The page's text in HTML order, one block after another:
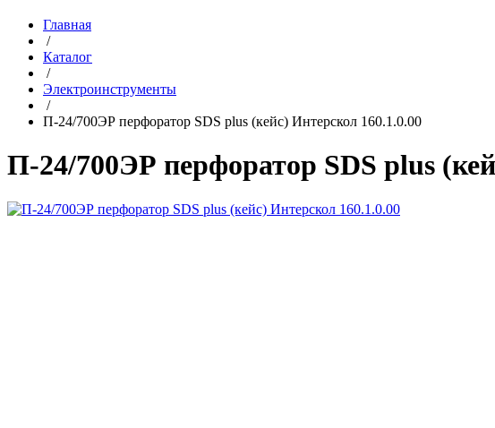
Главная
/
Каталог
/
Электроинструменты
/
П-24/700ЭР перфоратор SDS plus (кейс) Интерскол 160.1.0.00
П-24/700ЭР перфоратор SDS plus